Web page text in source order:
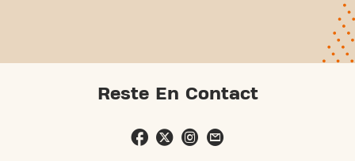
Reste En Contact